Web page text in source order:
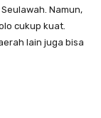
Namun,
cukup kuat.
lain juga bisa